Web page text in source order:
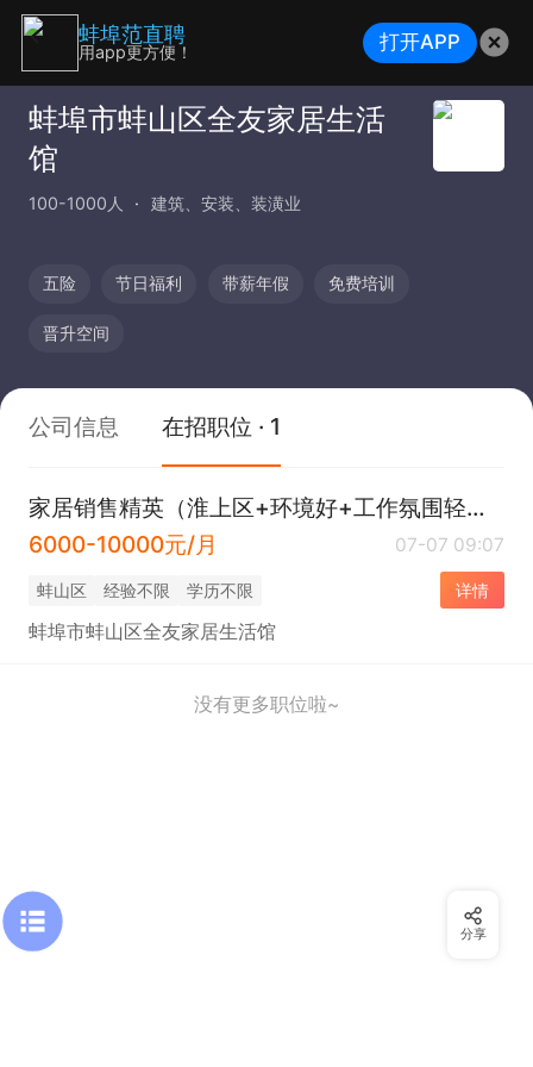
蚌埠市蚌山区全友家居生活
馆
100-1000人 建筑、安装、装潢业
五险 节日福利 带薪年假 免费培训
晋升空间
公司信息 在招职位 · 1
家居销售精英（淮上区+环境好+工作氛围轻松活跃）
6000-10000元/月
07-07 09:07
蚌山区 经验不限 学历不限 详情
蚌埠市蚌山区全友家居生活馆
没有更多职位啦~
分享
蚌埠范直聘
用app更方便！ 打开APP